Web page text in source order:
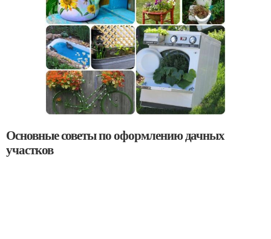
Основные советы по оформлению дачных
участков